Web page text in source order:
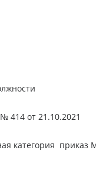
от 21.10.2021
категория